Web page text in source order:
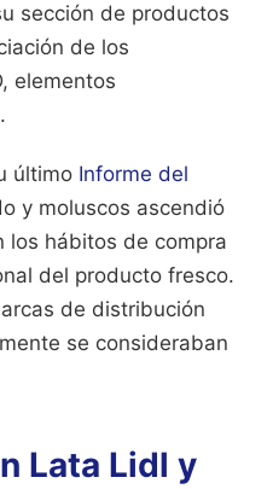
sección de productos
de los
elementos
último Informe del
y moluscos ascendió
los hábitos de compra
del producto fresco.
de distribución
se consideraban
Lata Lidl y